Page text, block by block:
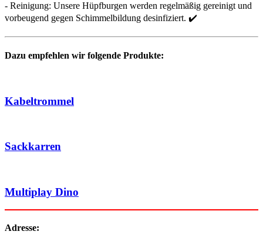
- Reinigung: Unsere Hüpfburgen werden regelmäßig gereinigt und
vorbeugend gegen Schimmelbildung desinfiziert. ✔️
Dazu empfehlen wir folgende Produkte:
Kabeltrommel
Sackkarren
Multiplay Dino
Adresse: